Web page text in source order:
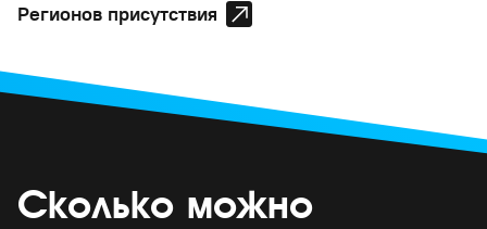
Регионов присутствия
Сколько можно